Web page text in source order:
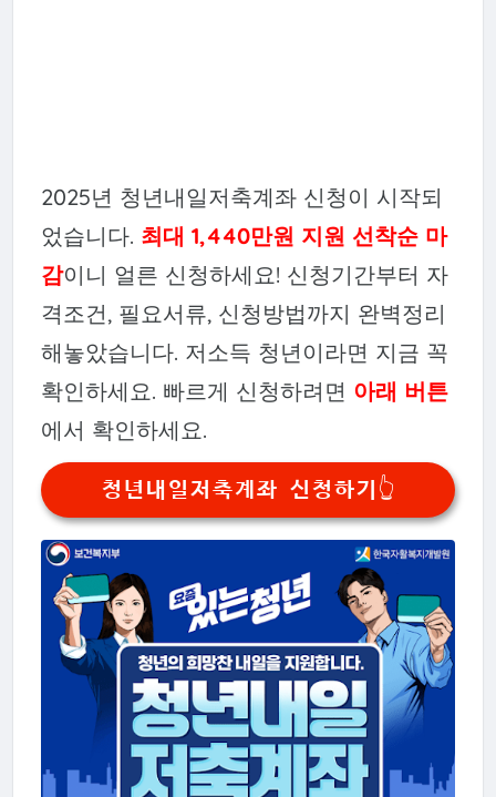
2025년 청년내일저축계좌 신청이 시작되
었습니다. 최대 1,440만원 지원 선착순 마
감이니 얼른 신청하세요! 신청기간부터 자
격조건, 필요서류, 신청방법까지 완벽정리
해놓았습니다. 저소득 청년이라면 지금 꼭
확인하세요. 빠르게 신청하려면 아래 버튼
에서 확인하세요.
청년내일저축계좌 신청하기👆